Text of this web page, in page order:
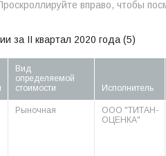
за II квартал 2020 года (5)
Вид
определяемой
стоимости
Исполнитель
Рыночная
ООО "ТИТАН-
ОЦЕНКА"